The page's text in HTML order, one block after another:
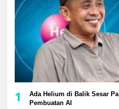
1
Ada Helium di Balik Sesar
Pembuatan AI